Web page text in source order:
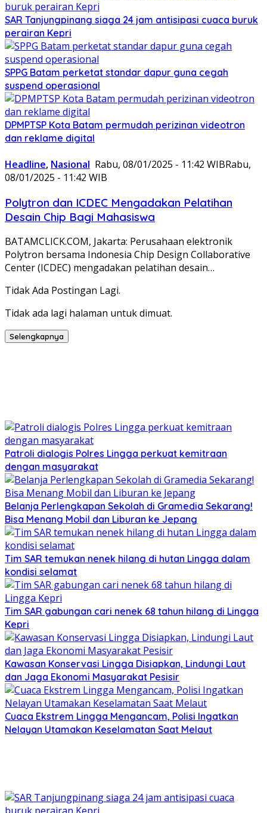
SAR Tanjungpinang siaga 24 jam antisipasi cuaca buruk
perairan Kepri
SPPG Batam perketat standar dapur guna cegah
suspend operasional
DPMPTSP Kota Batam permudah perizinan videotron
dan reklame digital
Headline, Nasional Rabu, 08/01/2025 - 11:42 WIBRabu,
08/01/2025 - 11:42 WIB
Polytron dan ICDEC Mengadakan Pelatihan
Desain Chip Bagi Mahasiswa
BATAMCLICK.COM, Jakarta: Perusahaan elektronik
Polytron bersama Indonesia Chip Design Collaborative
Center (ICDEC) mengadakan pelatihan desain…
Tidak Ada Postingan Lagi.
Tidak ada lagi halaman untuk dimuat.
Selengkapnya
Patroli dialogis Polres Lingga perkuat kemitraan
dengan masyarakat
Belanja Perlengkapan Sekolah di Gramedia Sekarang!
Bisa Menang Mobil dan Liburan ke Jepang
Tim SAR temukan nenek hilang di hutan Lingga dalam
kondisi selamat
Tim SAR gabungan cari nenek 68 tahun hilang di Lingga
Kepri
Kawasan Konservasi Lingga Disiapkan, Lindungi Laut
dan Jaga Ekonomi Masyarakat Pesisir
Cuaca Ekstrem Lingga Mengancam, Polisi Ingatkan
Nelayan Utamakan Keselamatan Saat Melaut